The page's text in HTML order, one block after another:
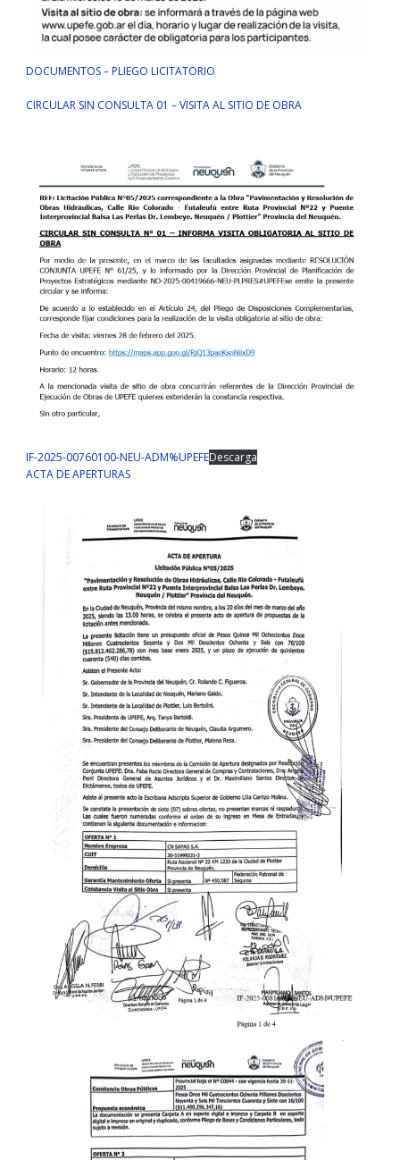
DOCUMENTOS – PLIEGO LICITATORIO
CIRCULAR SIN CONSULTA 01 – VISITA AL SITIO DE OBRA
IF-2025-00760100-NEU-ADM%UPEFEDescarga
ACTA DE APERTURAS